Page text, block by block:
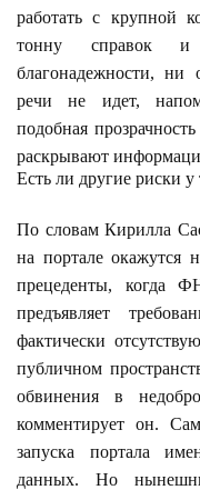
работать с крупной
тонну справок и
благонадежности, ни
речи не идет,
подобная
раскрывают
Есть ли другие риски у
По словам Кирилла
на портале окажутся
прецеденты, когда
предъявляет
фактически
публичном
обвинения в
комментирует он.
запуска портала
данных. Но